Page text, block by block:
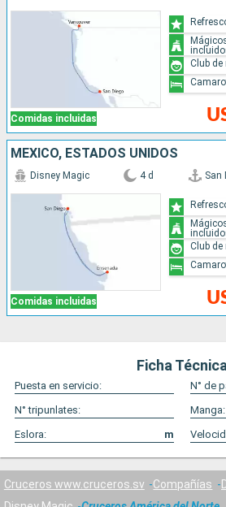
Comidas incluidas
Club
MÉXICO, ESTADOS UNIDOS
Comidas incluidas
Disney Magic 4 d San
Club
Ficha
Puesta en servicio:
N° de
N° tripunlates:
Manga:
Eslora:
m
Cruceros www.cruceros.sv Compañías